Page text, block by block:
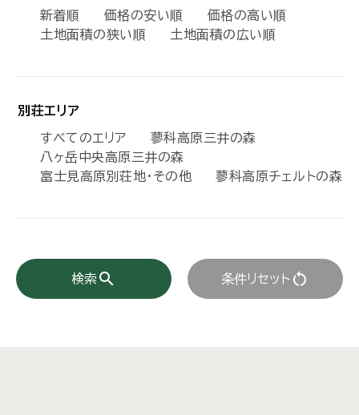
新着順 価格の安い順
価格の高い順
土地面積の狭い順
土地面積の広い順
別荘エリア
すべてのエリア
蓼科高原三井の森
八ヶ岳中央高原三井の森
富士見高原別荘地・その他
蓼科高原チェルトの森
検索 search 条件リセット restart_alt